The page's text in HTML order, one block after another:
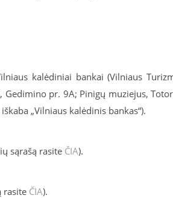
kalėdiniai bankai (Vilniaus
Gedimino pr. 9A; Pinigų muziejus,
„Vilniaus kalėdinis bankas“).
sąrašą rasite ČIA).
rasite ČIA).